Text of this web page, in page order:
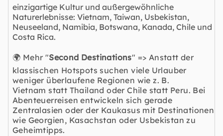
einzigartige Kultur und außergewöhnliche
Naturerlebnisse: Vietnam, Taiwan, Usbekistan,
Neuseeland, Namibia, Botswana, Kanada, Chile und
Costa Rica.
🌍 Mehr "Second Destinations" => Anstatt der
klassischen Hotspots suchen viele Urlauber
weniger überlaufene Regionen wie z. B.
Vietnam statt Thailand oder Chile statt Peru. Bei
Abenteuerreisen entwickeln sich gerade
Zentralasien oder der Kaukasus mit Destinationen
wie Georgien, Kasachstan oder Usbekistan zu
Geheimtipps.